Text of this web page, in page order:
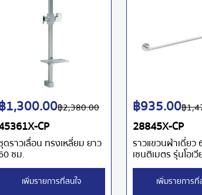
CP
ดราวเลื่อน ทรงเหลี่ยม ยาว
ซม.
฿2,380.00
1,300.00
เพิ่มรายการที่สนใจ
28845X-CP
ราวแขวนผ้าเดี่ยว
เซนติเมตร รุ่นโอเวี
฿
฿935.00
เพิ่มรายการที่